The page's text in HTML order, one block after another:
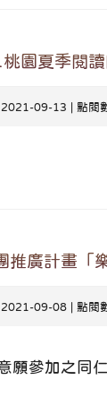
園夏季閱讀
2021-09-13 | 點閱
推廣計畫「
2021-09-08 | 點閱
加之同仁